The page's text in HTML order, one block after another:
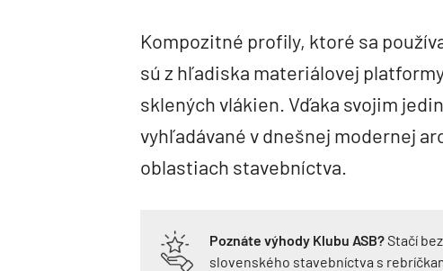
Kompozitné profily, ktoré sa
sú z hľadiska materiálovej
sklených vlákien. Vďaka svojim
vyhľadávané v dnešnej modernej
oblastiach stavebníctva.
Poznáte výhody Klubu ASB?Stačí
slovenského stavebníctva s